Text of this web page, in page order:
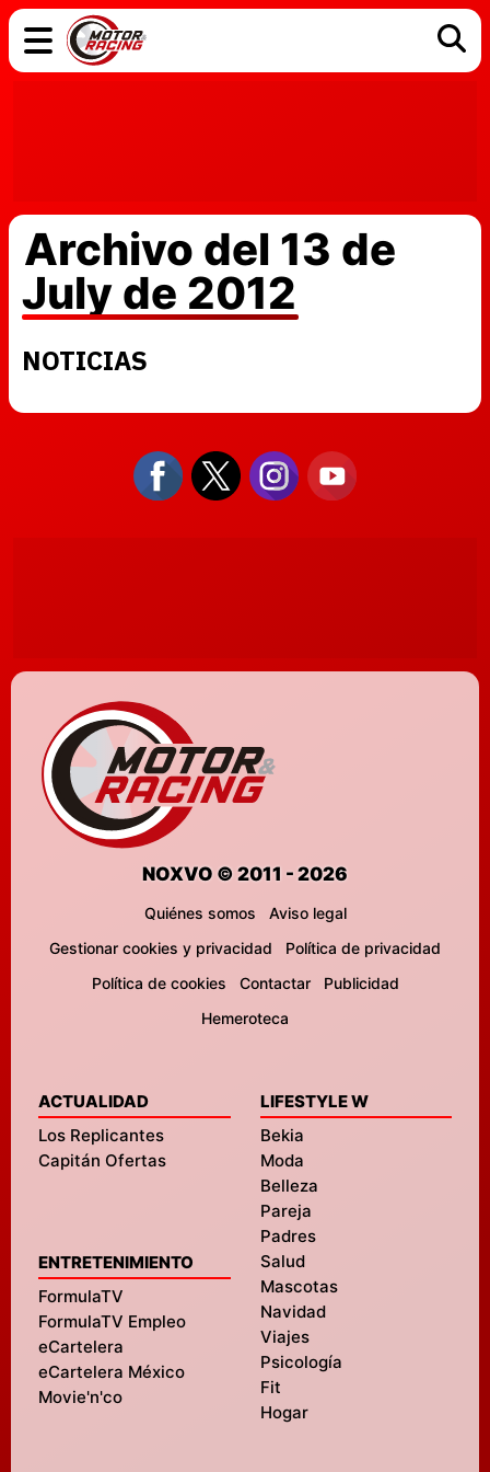
Archivo del 13 de
July de 2012
NOTICIAS
NOXVO © 2011 - 2026
Quiénes somos
Aviso legal
Gestionar cookies y privacidad
Política de privacidad
Política de cookies
Contactar
Publicidad
Hemeroteca
ACTUALIDAD
Los Replicantes
Capitán Ofertas
ENTRETENIMIENTO
FormulaTV
FormulaTV Empleo
eCartelera
eCartelera México
Movie'n'co
LIFESTYLE W
Bekia
Moda
Belleza
Pareja
Padres
Salud
Mascotas
Navidad
Viajes
Psicología
Fit
Hogar